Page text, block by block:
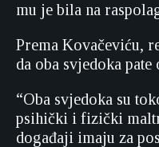
mu je bila na
Prema Kovačeviću,
da oba svjedoka pate
“Oba svjedoka su
psihički i fizički
događaji imaju za